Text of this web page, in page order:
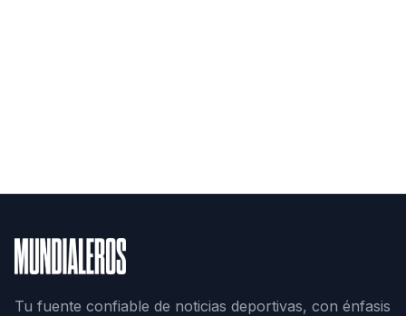
Tu fuente confiable de noticias deportivas, con énfasis